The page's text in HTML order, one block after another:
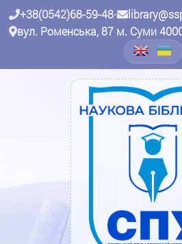
+38(0542)68-59-48•
вул. Роменська, 87 м. Суми